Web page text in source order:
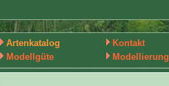
Artenkatalog Kontakt
Modellgüte Modellierung